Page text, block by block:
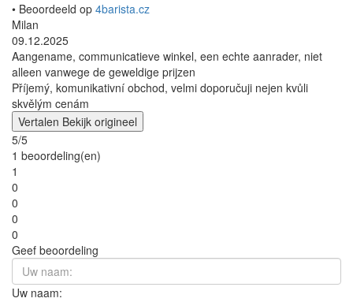
• Beoordeeld op 4barista.cz
Milan
09.12.2025
Aangename, communicatieve winkel, een echte aanrader, niet
alleen vanwege de geweldige prijzen
Příjemý, komunikativní obchod, velmi doporučuji nejen kvůli
skvělým cenám
Vertalen Bekijk origineel
5/5
1 beoordeling(en)
1
0
0
0
0
Geef beoordeling
Uw naam: